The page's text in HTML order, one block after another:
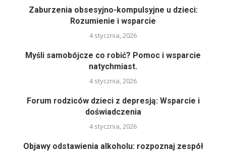
Zaburzenia obsesyjno-kompulsyjne u dzieci:
Rozumienie i wsparcie
4 stycznia, 2026
Myśli samobójcze co robić? Pomoc i wsparcie
natychmiast.
4 stycznia, 2026
Forum rodziców dzieci z depresją: Wsparcie i
doświadczenia
4 stycznia, 2026
Objawy odstawienia alkoholu: rozpoznaj zespół